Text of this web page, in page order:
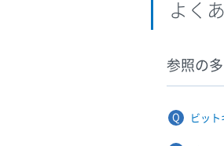
よく
参照の
ビット